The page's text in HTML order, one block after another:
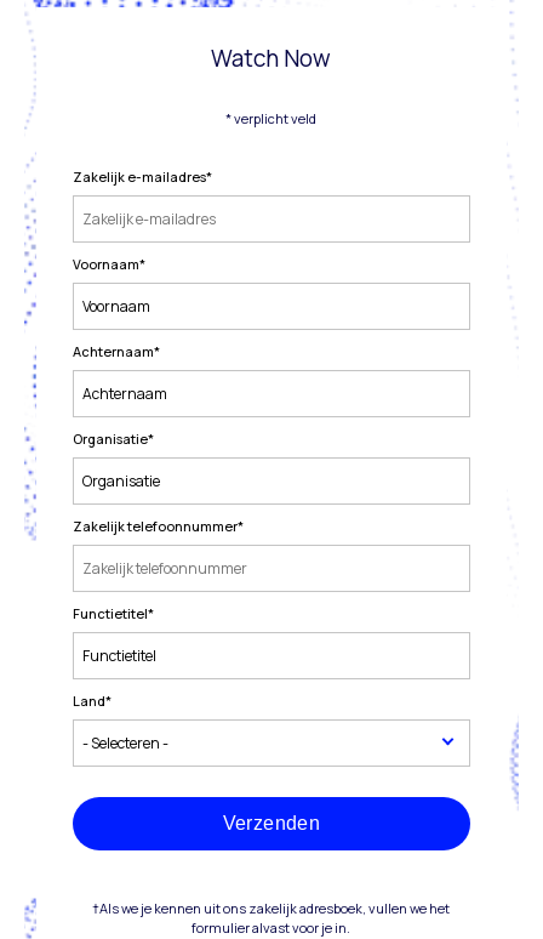
Watch Now
* verplicht veld
Zakelijk e-mailadres*
Voornaam*
Achternaam*
Organisatie*
Zakelijk telefoonnummer*
Functietitel*
Land*
Verzenden
†Als we je kennen uit ons zakelijk adresboek, vullen we het
formulier alvast voor je in.